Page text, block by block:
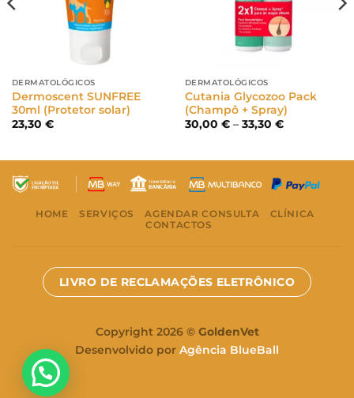
DERMATOLÓGICOS
Dermoscent SUNFREE
30ml (Protetor solar)
23,30 €
DERMATOLÓGICOS
Cutania Glycozoo Pack
(Champô + Spray)
30,00 € – 33,30 €Price
33,30 €
HOME SERVIÇOS AGENDAR CONSULTA
CLÍNICA
CONTACTOS
LIVRO DE RECLAMAÇÕES ELETRÔNICO
Copyright 2026 © GoldenVet
Desenvolvido por Agência BlueBall